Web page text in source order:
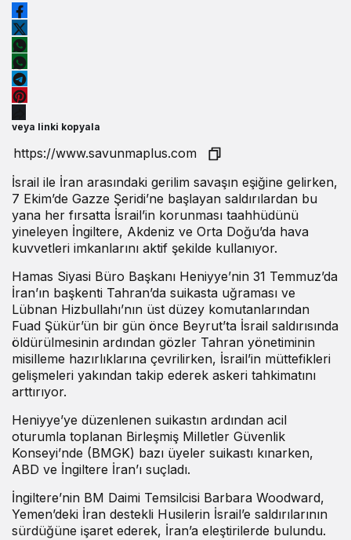
veya linki kopyala
İsrail ile İran arasındaki gerilim savaşın eşiğine gelirken,
7 Ekim’de Gazze Şeridi’ne başlayan saldırılardan bu
yana her fırsatta İsrail’in korunması taahhüdünü
yineleyen İngiltere, Akdeniz ve Orta Doğu’da hava
kuvvetleri imkanlarını aktif şekilde kullanıyor.
Hamas Siyasi Büro Başkanı Heniyye’nin 31 Temmuz’da
İran’ın başkenti Tahran’da suikasta uğraması ve
Lübnan Hizbullahı’nın üst düzey komutanlarından
Fuad Şükür’ün bir gün önce Beyrut’ta İsrail saldırısında
öldürülmesinin ardından gözler Tahran yönetiminin
misilleme hazırlıklarına çevrilirken, İsrail’in müttefikleri
gelişmeleri yakından takip ederek askeri tahkimatını
arttırıyor.
Heniyye’ye düzenlenen suikastın ardından acil
oturumla toplanan Birleşmiş Milletler Güvenlik
Konseyi’nde (BMGK) bazı üyeler suikastı kınarken,
ABD ve İngiltere İran’ı suçladı.
İngiltere’nin BM Daimi Temsilcisi Barbara Woodward,
Yemen’deki İran destekli Husilerin İsrail’e saldırılarının
sürdüğüne işaret ederek, İran’a eleştirilerde bulundu.